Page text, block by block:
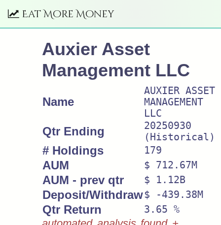
Eat More Money
Auxier Asset
Management LLC
Name
AUXIER ASSET
MANAGEMENT
LLC
Qtr Ending
20250930
(Historical)
# Holdings 179
AUM $ 712.67M
AUM - prev qtr $ 1.12B
Deposit/Withdraw$ -439.38M
Qtr Return 3.65 %